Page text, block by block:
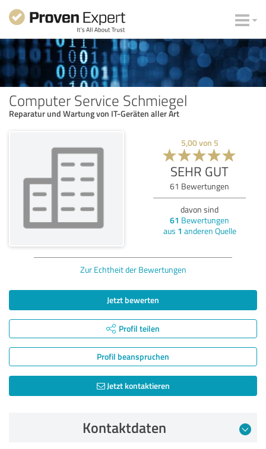
Computer Service Schmiegel
Reparatur und Wartung von IT-Geräten aller Art
5,00von 5
SEHR GUT
61 Bewertungen
davon sind
61 Bewertungen
aus 1 anderen Quelle
Zur Echtheit der Bewertungen
Jetzt bewerten
Profil teilen
Profil beanspruchen
Jetzt kontaktieren
Kontaktdaten